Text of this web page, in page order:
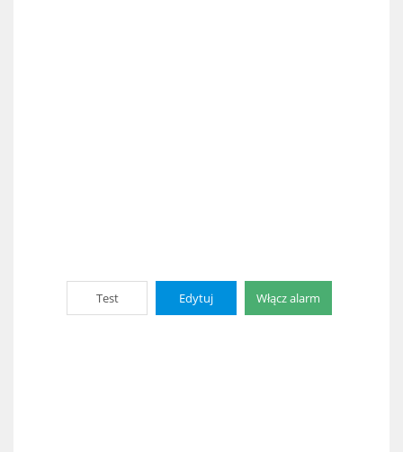
Test Edytuj Włącz alarm